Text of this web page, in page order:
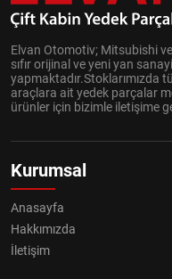
Elvan Otomotiv; Mitsubishi
sıfır orijinal ve yeni yan
yapmaktadır.Stoklarımızda
araçlara ait yedek parçalar
ürünler için bizimle iletişime
Kurumsal
Anasayfa
Hakkımızda
İletişim